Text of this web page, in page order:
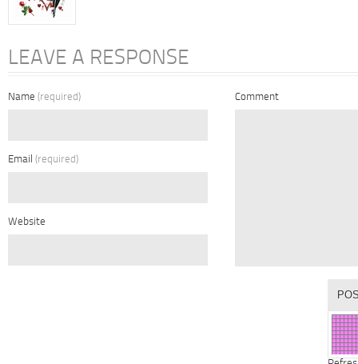
LEAVE A RESPONSE
Name (required)
Email (required)
Website
Comment